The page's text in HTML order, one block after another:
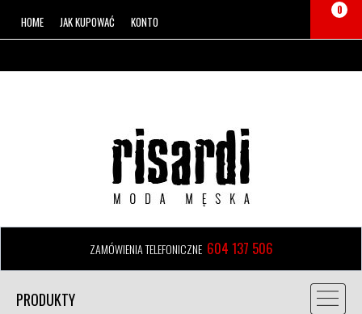
HOME JAK KUPOWAĆ KONTO
0
ZAMÓWIENIA TELEFONICZNE 604 137 506
PRODUKTY